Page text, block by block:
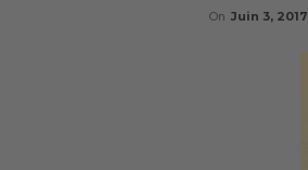
On Juin 3, 2017